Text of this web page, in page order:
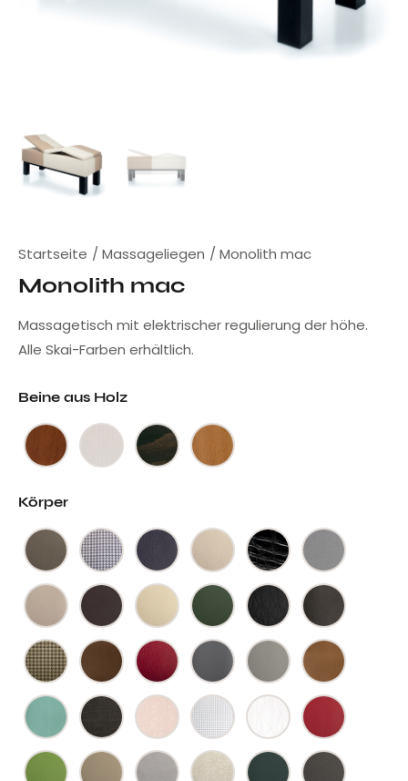
Startseite Massageliegen Monolith mac
Monolith mac
Massagetisch mit elektrischer regulierung der höhe.
Alle Skai-Farben erhältlich.
Beine aus Holz
Körper